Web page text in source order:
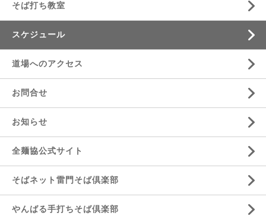
そば打ち教室
スケジュール
道場へのアクセス
お問合せ
お知らせ
全麺協公式サイト
そばネット雷門そば倶楽部
やんばる手打ちそば倶楽部